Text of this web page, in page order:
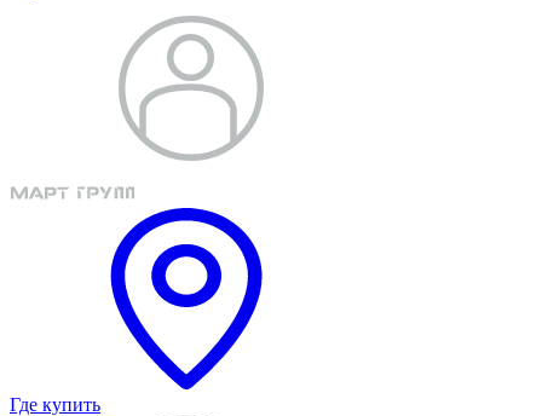
Где купить